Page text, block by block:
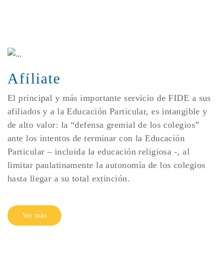
Afíliate
El principal y más importante servicio de FIDE a sus
afiliados y a la Educación Particular, es intangible y
de alto valor: la “defensa gremial de los colegios”
ante los intentos de terminar con la Educación
Particular – incluida la educación religiosa -, al
limitar paulatinamente la autonomía de los colegios
hasta llegar a su total extinción.
Ver más